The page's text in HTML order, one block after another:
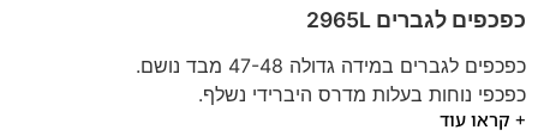
כפכפים לגברים 2965L
כפכפים לגברים במידה גדולה 47-48 מבד נושם.
כפכפי נוחות בעלות מדרס היברידי נשלף.
הכפכפים עשויים בד איכותי בסטייל חדשני מתאים לכל הופעה.
+ קראו עוד